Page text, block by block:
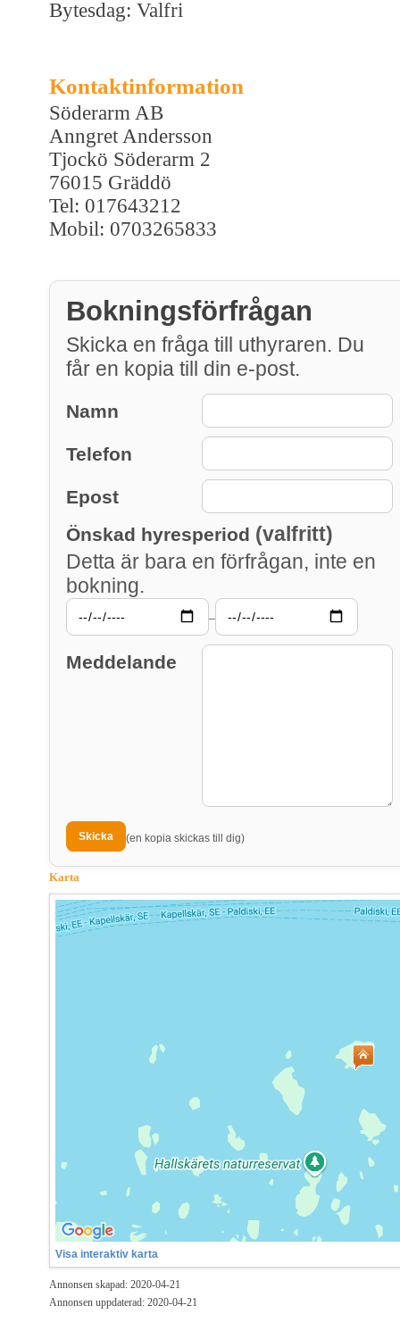
Bytesdag: Valfri
Kontaktinformation
Söderarm AB
Anngret Andersson
Tjockö Söderarm 2
76015 Gräddö
Tel: 017643212
Mobil: 0703265833
Bokningsförfrågan
Skicka en fråga till uthyraren. Du
får en kopia till din e-post.
Namn
Telefon
Epost
Önskad hyresperiod (valfritt)
Detta är bara en förfrågan, inte en
bokning.
–
Meddelande
(en kopia skickas till dig)
Karta
Visa interaktiv karta
Annonsen skapad: 2020-04-21
Annonsen uppdaterad: 2020-04-21